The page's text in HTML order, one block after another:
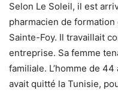
Selon Le Soleil, il est
pharmacien de
Sainte-Foy. Il travaillait
entreprise. Sa femme
familiale. L’homme de
avait quitté la Tunisie,